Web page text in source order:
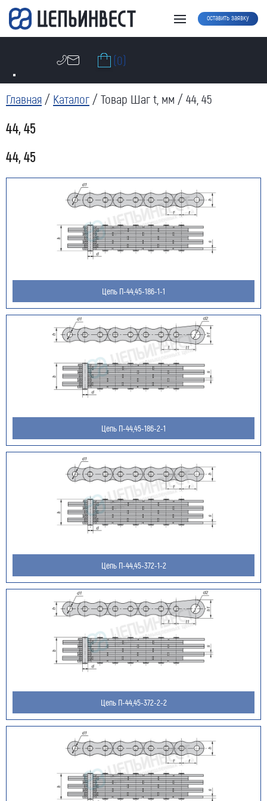
оставить заявку
(0)
Главная / Каталог / Товар Шаг t, мм / 44, 45
44, 45
44, 45
Цепь П-44,45-186-1-1
Цепь П-44,45-186-2-1
Цепь П-44,45-372-1-2
Цепь П-44,45-372-2-2
Оставить заявку
Как к Вам обращаться (обязательно)
Компания
Номер телефона для связи (обязательно)